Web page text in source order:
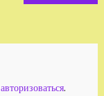
авторизоваться.